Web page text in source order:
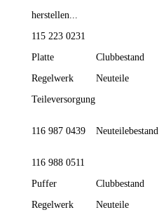
herstellen...
115 223 0231
Platte
Regelwerk
Teileversorgung
Clubbestand
Neuteile
116 987 0439 Neuteilebestand
116 988 0511
Puffer
Regelwerk
Clubbestand
Neuteile